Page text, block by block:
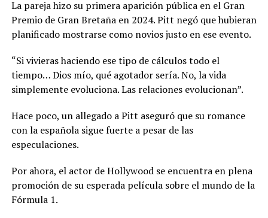
La pareja hizo su primera aparición pública en el Gran
Premio de Gran Bretaña en 2024. Pitt negó que hubieran
planificado mostrarse como novios justo en ese evento.
“Si vivieras haciendo ese tipo de cálculos todo el
tiempo… Dios mío, qué agotador sería. No, la vida
simplemente evoluciona. Las relaciones evolucionan”.
Hace poco, un allegado a Pitt aseguró que su romance
con la española sigue fuerte a pesar de las
especulaciones.
Por ahora, el actor de Hollywood se encuentra en plena
promoción de su esperada película sobre el mundo de la
Fórmula 1.